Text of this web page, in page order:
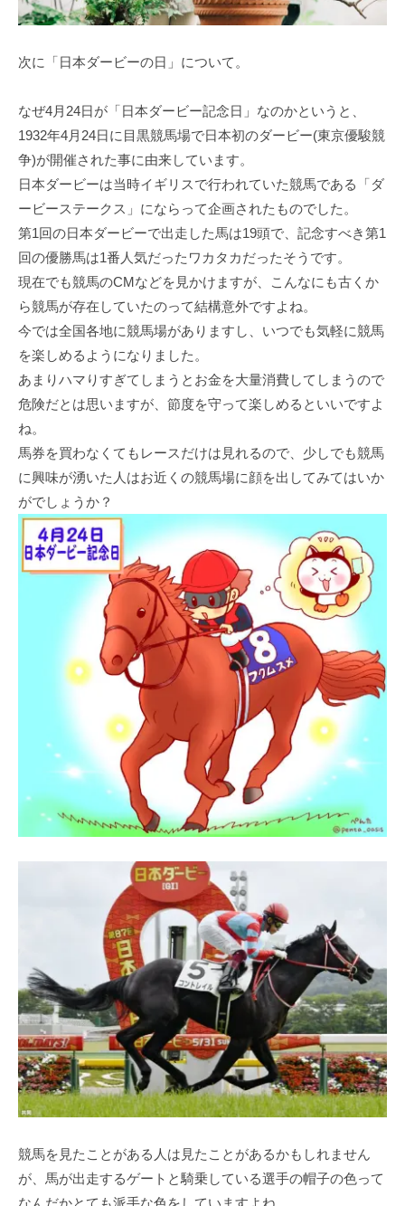
次に「日本ダービーの日」について。
なぜ4月24日が「日本ダービー記念日」なのかというと、
1932年4月24日に目黒競馬場で日本初のダービー(東京優駿競
争)が開催された事に由来しています。
日本ダービーは当時イギリスで行われていた競馬である「ダ
ービーステークス」にならって企画されたものでした。
第1回の日本ダービーで出走した馬は19頭で、記念すべき第1
回の優勝馬は1番人気だったワカタカだったそうです。
現在でも競馬のCMなどを見かけますが、こんなにも古くか
ら競馬が存在していたのって結構意外ですよね。
今では全国各地に競馬場がありますし、いつでも気軽に競馬
を楽しめるようになりました。
あまりハマりすぎてしまうとお金を大量消費してしまうので
危険だとは思いますが、節度を守って楽しめるといいですよ
ね。
馬券を買わなくてもレースだけは見れるので、少しでも競馬
に興味が湧いた人はお近くの競馬場に顔を出してみてはいか
がでしょうか？
競馬を見たことがある人は見たことがあるかもしれません
が、馬が出走するゲートと騎乗している選手の帽子の色って